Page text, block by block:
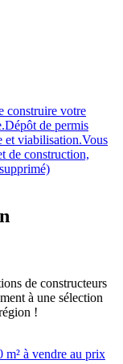
construire votre
de permis
et viabilisation.Vous
de construction,
de constructeurs
à une sélection
!